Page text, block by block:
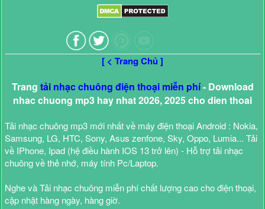
[ < Trang Chủ ]
Trang tải nhạc chuông điện thoại miễn phí- Download
nhac chuong mp3 hay nhat 2026, 2025 cho dien thoai
Tải nhạc chuông mp3 mới nhất về máy điện thoại Android : Nokia,
Samsung, LG, HTC, Sony, Asus zenfone, Sky, Oppo, Lumia... Tải
về IPhone, Ipad (hệ điều hành IOS 13 trở lên) - Hỗ trợ tải nhạc
chuông về thẻ nhớ, máy tính Pc/Laptop.
Nghe và Tải nhạc chuông miễn phí chất lượng cao cho điện thoại,
cập nhật hàng ngày, hàng giờ.